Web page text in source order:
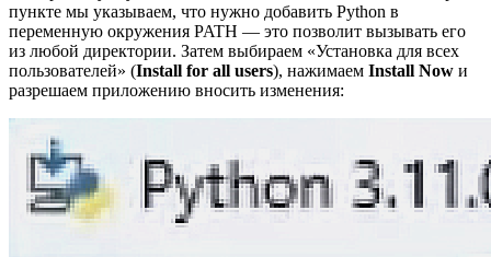
пункте мы указываем, что нужно добавить Python в
переменную окружения PATH — это позволит вызывать его
из любой директории. Затем выбираем «Установка для всех
пользователей» (Install for all users), нажимаем Install Now и
разрешаем приложению вносить изменения: